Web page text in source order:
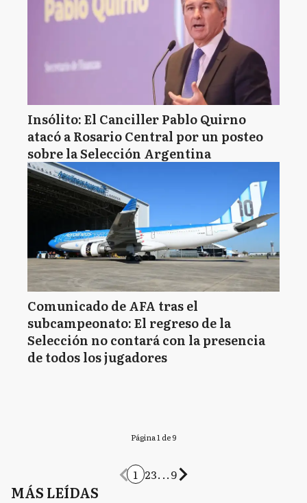
Insólito: El Canciller Pablo Quirno
atacó a Rosario Central por un posteo
sobre la Selección Argentina
Comunicado de AFA tras el
subcampeonato: El regreso de la
Selección no contará con la presencia
de todos los jugadores
Página 1 de 9
1 23...9
MÁS LEÍDAS